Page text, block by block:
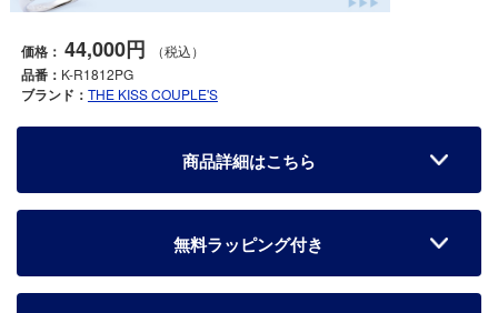
価格： 44,000円 （税込）
品番： K-R1812PG
ブランド： THE KISS COUPLE'S
商品詳細はこちら
無料ラッピング付き